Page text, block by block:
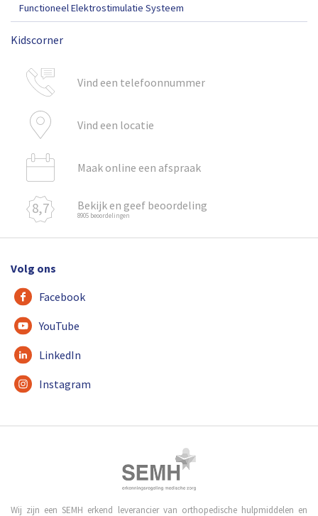
Functioneel Elektrostimulatie Systeem
Kidscorner
Vind een telefoonnummer
Vind een locatie
Maak online een afspraak
8,7 Bekijk en geef beoordeling
8905 beoordelingen
Volg ons
Facebook
YouTube
LinkedIn
Instagram
Wij zijn een SEMH erkend leverancier van orthopedische hulpmiddelen en